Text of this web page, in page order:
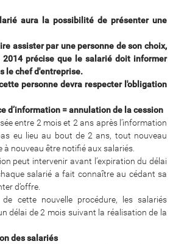
aura la possibilité de présenter une
assister par une personne de son choix,
2014 précise que le salarié doit informer
le chef d'entreprise.
personne devra respecter l'obligation
d’information = annulation de la cession
entre 2 mois et 2 ans après l’information
eu lieu au bout de 2 ans, tout nouveau
à nouveau être notifié aux salariés.
peut intervenir avant l’expiration du délai
salarié a fait connaître au cédant sa
d’offre.
cette nouvelle procédure, les salariés
délai de 2 mois suivant la réalisation de la
des salariés